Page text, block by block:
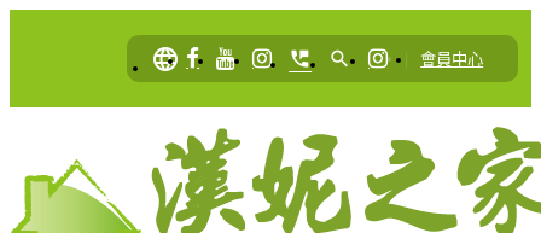
language perm_phone_msg search | 會員中心